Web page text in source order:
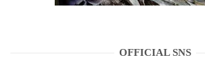
OFFICIAL SNS